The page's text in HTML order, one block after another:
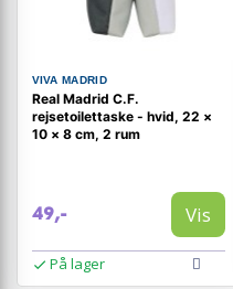
VIVA MADRID
Real Madrid C.F.
rejsetoilettaske - hvid, 22 ×
10 × 8 cm, 2 rum
49,- Vis
På lager